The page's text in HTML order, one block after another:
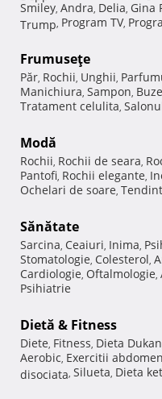
Smiley, Andra, Delia, Gina
Trump, Program TV,
Frumuseţe
Păr, Rochii, Unghii,
Manichiura, Sampon, Buze
Tratament celulita,
Modă
Rochii, Rochii de seara,
Pantofi, Rochii elegante,
Ochelari de soare,
Sănătate
Sarcina, Ceaiuri, Inima,
Stomatologie, Colesterol,
Cardiologie, Oftalmologie,
Psihiatrie
Dietă & Fitness
Diete, Fitness, Dieta Dukan
Aerobic, Exercitii abdomen
disociata, Silueta, Dieta